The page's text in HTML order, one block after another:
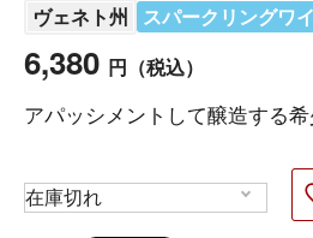
ヴェネト州 スパークリングワ
6,380 円 （税込）
アパッシメントして醸造する